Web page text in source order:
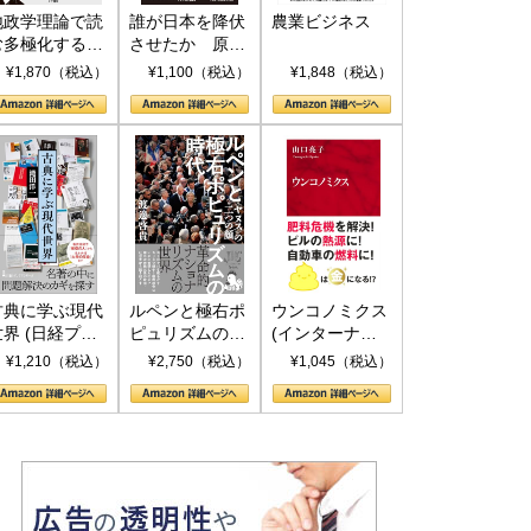
政学理論で読
多極化する世
トランプと
¥1,870（税込）
誰が日本を降伏
させたか 原爆
投下、ソ連参
(PHP新書)
¥1,100（税込）
農業ビジネス
¥1,848（税込）
典に学ぶ現代
界 (日経プレ
アシリーズ)
¥1,210（税込）
ルペンと極右ポ
ピュリズムの時
代：〈ヤヌス〉
¥2,750（税込）
ウンコノミクス
(インターナシ
ョナル新書)
¥1,045（税込）